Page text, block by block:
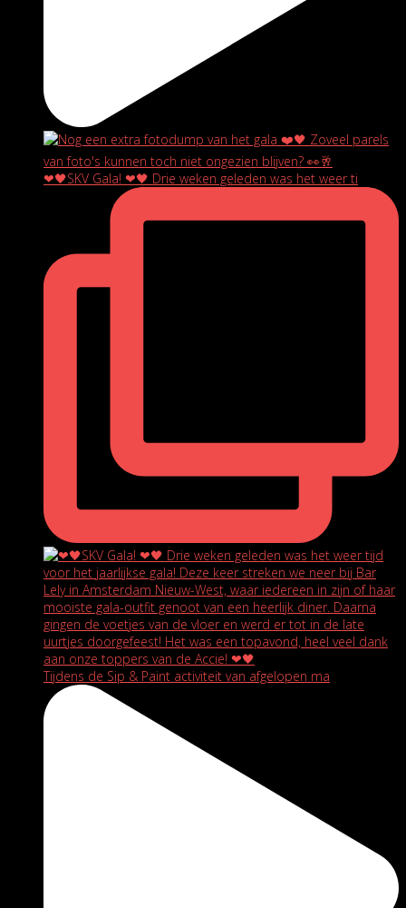
❤🖤SKV Gala! ❤🖤 Drie weken geleden was het weer ti
Tijdens de Sip & Paint activiteit van afgelopen ma